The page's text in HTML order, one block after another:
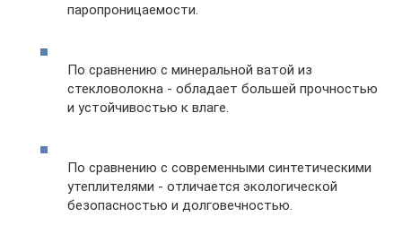
паропроницаемости.
По сравнению с минеральной ватой из
стекловолокна - обладает большей прочностью
и устойчивостью к влаге.
По сравнению с современными синтетическими
утеплителями - отличается экологической
безопасностью и долговечностью.